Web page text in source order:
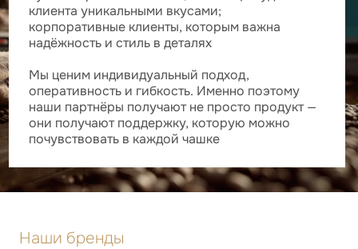
клиента уникальными вкусами;
корпоративные клиенты, которым важна
надёжность и стиль в деталях
Мы ценим индивидуальный подход,
оперативность и гибкость. Именно поэтому
наши партнёры получают не просто продукт —
они получают поддержку, которую можно
почувствовать в каждой чашке
Наши бренды